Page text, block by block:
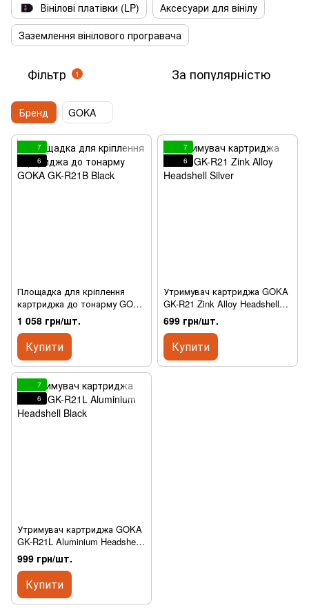
Вінілові платівки (LP)
Аксесуари для вінілу
Заземлення вінілового програвача
Фільтр 1 За популярністю
Бренд GOKA
7
6
Площадка для кріплення
картриджа до тонарму GOKA
GK-R21B Black
1 058 грн/шт.
Купити
7
6
Утримувач картриджа GOKA
GK-R21 Zink Alloy Headshell
Silver
699 грн/шт.
Купити
7
6
Утримувач картриджа GOKA
GK-R21L Aluminium Headshell
Black
999 грн/шт.
Купити